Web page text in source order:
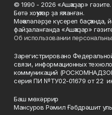
© 1990 - 2026 «Ашҡаҙар» гәзите.
Бөтә хоҡуҡтар ҙа яҡланған.
Мәҡәләләрҙе күсереп баҫҡанда,
файҙаланғанда «Ашҡаҙар»
Об использовании
Зарегистрировано
связи, информационных
коммуникаций
серия ПИ №ТУ02-01679 от 22
Баш мөхәррир
Мансуров Рәмил Ғәбдрәшит